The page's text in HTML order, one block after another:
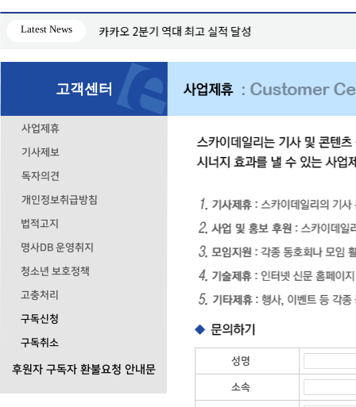
Latest News 카카오 2분기 역대 최고 실적 달성
고객센터
사업제휴
기사제보
독자의견
개인정보취급방침
법적고지
명사DB 운영취지
청소년 보호정책
고충처리
구독신청
구독취소
후원자 구독자 환불요청 안내문
성명
소속